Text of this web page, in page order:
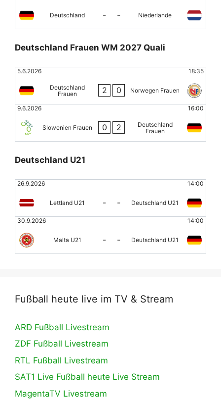
Deutschland - - Niederlande
Deutschland Frauen WM 2027 Quali
5.6.2026 18:35
Deutschland
Frauen
2 0 Norwegen Frauen
9.6.2026 16:00
Slowenien Frauen 0 2
Deutschland
Frauen
Deutschland U21
26.9.2026 14:00
Lettland U21 - - Deutschland U21
30.9.2026 14:00
Malta U21 - - Deutschland U21
Fußball heute live im TV & Stream
ARD Fußball Livestream
ZDF Fußball Livestream
RTL Fußball Livestream
SAT1 Live Fußball heute Live Stream
MagentaTV Livestream